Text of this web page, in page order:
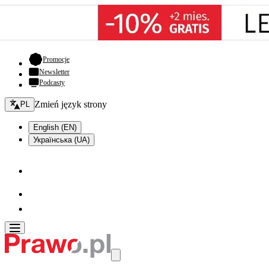
Promocje- otwiera się w nowej karcie
Newsletter
Podcasty
Zmień język - bieżący:
PL Zmień język strony
English (EN)
Українська (UA)